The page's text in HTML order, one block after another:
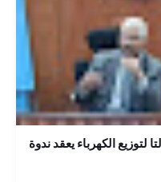
الكهرباء يعقد ندوة